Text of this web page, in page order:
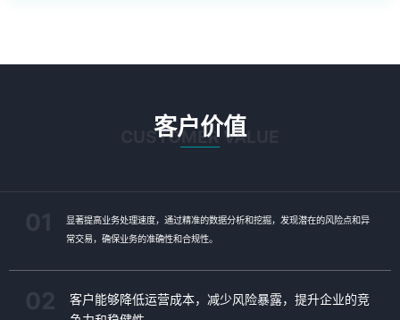
客户价值
CUSTOMER VALUE
显著提高业务处理速度，通过精准的数据分析和挖掘，发现潜在的风险点和异
常交易，确保业务的准确性和合规性。
客户能够降低运营成本，减少风险暴露，提升企业的竞